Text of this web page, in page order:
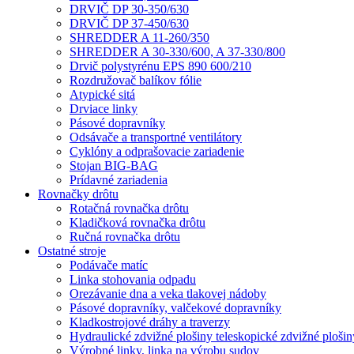
DRVIČ DP 30-350/630
DRVIČ DP 37-450/630
SHREDDER A 11-260/350
SHREDDER A 30-330/600, A 37-330/800
Drvič polystyrénu EPS 890 600/210
Rozdružovač balíkov fólie
Atypické sitá
Drviace linky
Pásové dopravníky
Odsávače a transportné ventilátory
Cyklóny a odprašovacie zariadenie
Stojan BIG-BAG
Prídavné zariadenia
Rovnačky drôtu
Rotačná rovnačka drôtu
Kladičková rovnačka drôtu
Ručná rovnačka drôtu
Ostatné stroje
Podávače matíc
Linka stohovania odpadu
Orezávanie dna a veka tlakovej nádoby
Pásové dopravníky, valčekové dopravníky
Kladkostrojové dráhy a traverzy
Hydraulické zdvižné plošiny teleskopické zdvižné
Výrobné linky, linka na výrobu sudov